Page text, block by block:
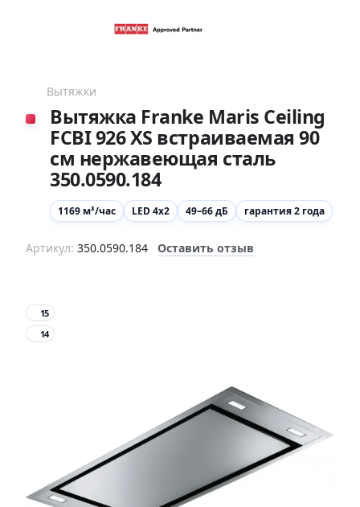
Вытяжки
Вытяжка Franke Maris Ceiling
FCBI 926 XS встраиваемая 90
см нержавеющая сталь
350.0590.184
1169 м³/час LED 4х2 49–66 дБ гарантия 2 года
Артикул: 350.0590.184 Оставить отзыв
15
14